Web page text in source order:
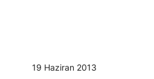
19 Haziran 2013